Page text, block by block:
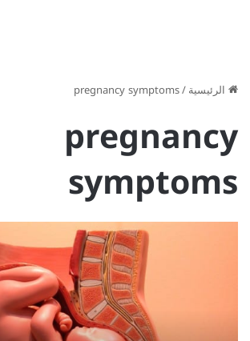
الرئيسية/
pregnancy symptoms
pregnancy
symptoms